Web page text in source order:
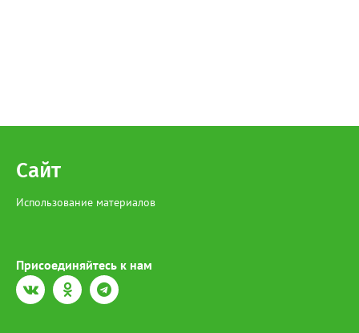
Сайт
Использование материалов
Присоединяйтесь к нам